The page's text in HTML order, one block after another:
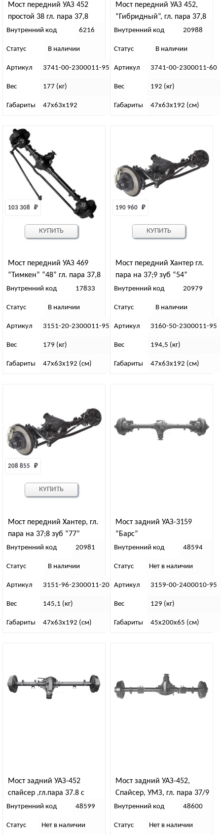
Мост передний УАЗ 452
простой 38 гл. пара 37,8
Внутренний код 6216
Статус В наличии
Артикул 3741-00-2300011-95
Вес 177 (кг)
Габариты 47х63х192
Мост передний УАЗ 452,
“Гибридный”, гл. пара 37,8
без ГУР, без АБС
Внутренний код 20988
Статус В наличии
Артикул 3741-00-2300011-60
Вес 192 (кг)
Габариты 47х63х192 (см)
Мост передний УАЗ 469
“Тимкен” “48” гл. пара 37,8
103 308 ₽
Внутренний код 17833
Статус В наличии
Артикул 3151-20-2300011-95
Вес 179 (кг)
Габариты 47х63х192 (см)
КУПИТЬ
Мост передний Хантер гл.
пара на 37;9 зуб “54”
190 960 ₽
Внутренний код 20979
Статус В наличии
Артикул 3160-50-2300011-95
Вес 194,5 (кг)
Габариты 47х63х192 (см)
КУПИТЬ
Мост передний Хантер, гл.
пара на 37;8 зуб “77”
208 855 ₽
Внутренний код 20981
Статус В наличии
Артикул 3151-96-2300011-20
Вес 145,1 (кг)
Габариты 47х63х192 (см)
КУПИТЬ
Мост задний УАЗ-3159
“Барс”
Внутренний код 48594
Статус Нет в наличии
Артикул 3159-00-2400010-95
Вес 129 (кг)
Габариты 45х200х65 (см)
Мост задний УАЗ-452
спайсер ,гл.пара 37.8 с
блокировкой диф., “92”
Внутренний код 48599
Статус Нет в наличии
Мост задний УАЗ-452,
Спайсер, УМЗ, гл. пара 37/9
“29”
Внутренний код 48600
Статус Нет в наличии